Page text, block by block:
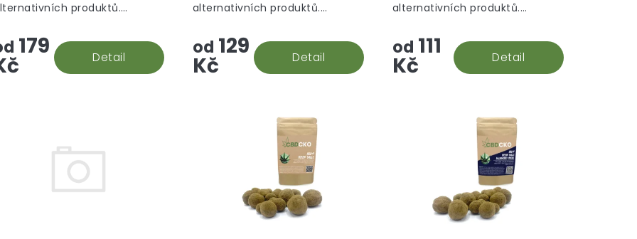
179 Detail
produktů.
od 129
Kč Detail
alternativních produktů.
od 111
Kč Detail
alternativních produktů.